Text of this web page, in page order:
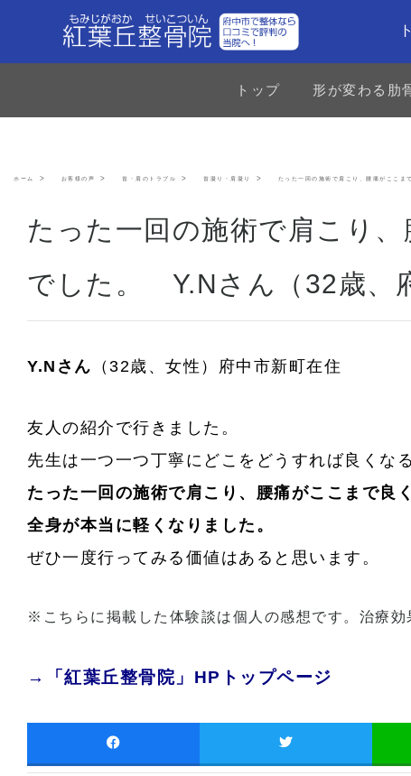
トップ 形が変わる肋
ホーム お客様の声 首・肩のトラブル 首凝り・肩凝り たった一回の施術で肩こり、腰痛がここ
たった一回の施術で肩こり
でした。 Y.Nさん（32歳、
Y.Nさん （32歳、女性）府中市新町在住
友人の紹介で行きました。
先生は一つ一つ丁寧にどこをどうすれば良くな
たった一回の施術で肩こり、腰痛がここまで良
全身が本当に軽くなりました。
ぜひ一度行ってみる価値はあると思います。
※こちらに掲載した体験談は個人の感想です。治療効
→「紅葉丘整骨院」HPトップページ